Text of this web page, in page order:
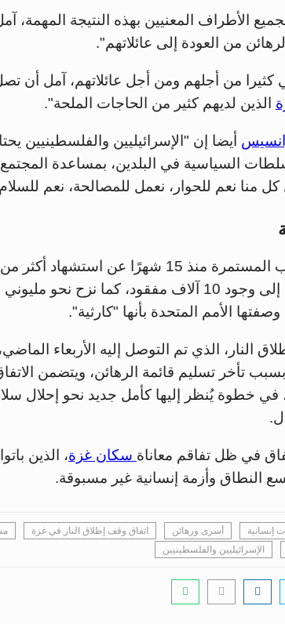
الأطراف المعنيين بهذه النتيجة المهمة،
من العودة إلى عائلاتهم".
من أجلهم ومن أجل عائلاتهم، آمل أن
الذين لديهم كثير من الحاجات الملحة".
أيضا إن "الإسرائيليين والفلسطينيين
السياسية في البلدين، بمساعدة
كل منا نعم للحوار، نعمل للمصالحة، نعم
آخرين، إضافة إلى وجود 10 آلاف مفقود،
وصفتها الأمم المتحدة بأنها "كارثية".
النار، الذي تم التوصل إليه الأربعاء الماضي،
تأخر تسليم قائمة الرهائن، ويتضمن الاتفاق
في خطوة يُنظر إليها كأمل جديد نحو إحلال
في ظل تفاقم معاناة سكان غزة، الذين
النطاق وأزمة إنسانية غير مسبوقة.
إنسانية أسرى ورهائن اتفاق وقف إطلاق النار في غزة
الإسرائيليين والفلسطينيين